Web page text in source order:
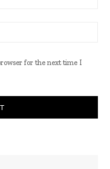
for the next time I